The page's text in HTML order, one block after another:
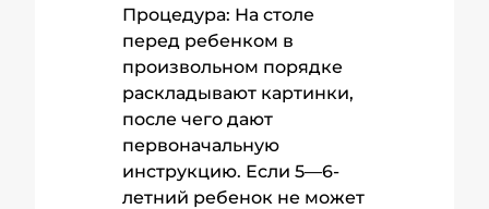
Процедура: На столе
перед ребенком в
произвольном порядке
раскладывают картинки,
после чего дают
первоначальную
инструкцию. Если 5—6-
летний ребенок не может